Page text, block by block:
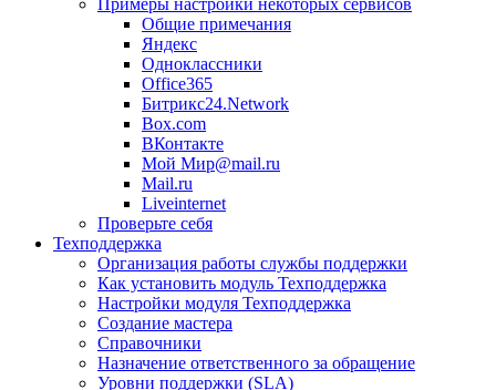
Примеры настройки некоторых сервисов
Общие примечания
Яндекс
Одноклассники
Office365
Битрикс24.Network
Box.com
ВКонтакте
Мой Мир@mail.ru
Mail.ru
Liveinternet
Проверьте себя
Техподдержка
Организация работы службы поддержки
Как установить модуль Техподдержка
Настройки модуля Техподдержка
Создание мастера
Справочники
Назначение ответственного за обращение
Уровни поддержки (SLA)